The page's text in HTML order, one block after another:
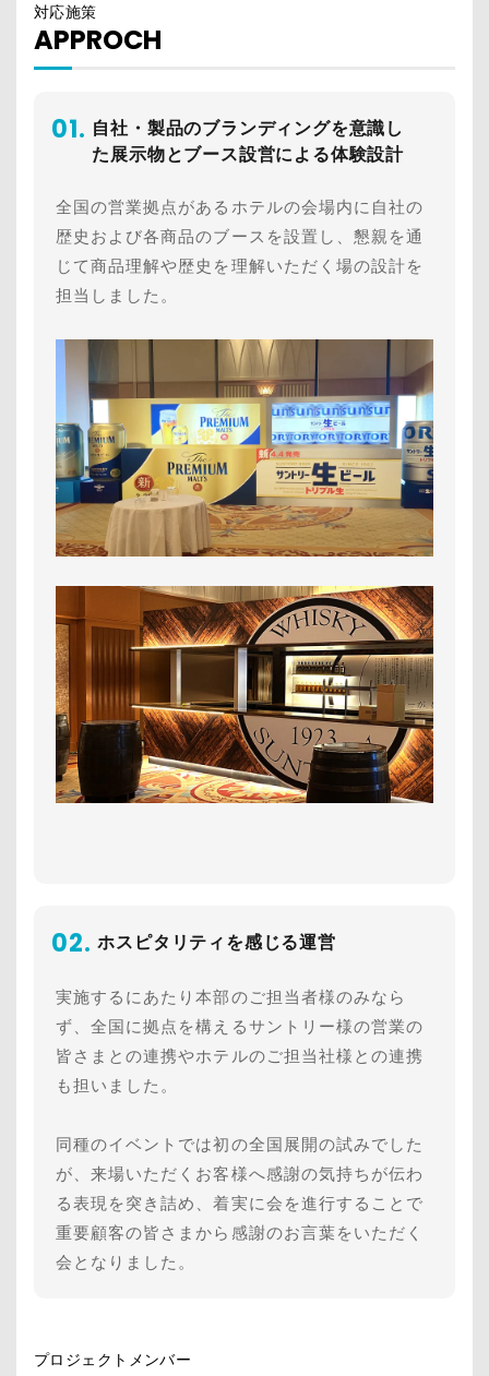
APPROCH
対応施策
01. 自社・製品のブランディングを意識し
た展示物とブース設営による体験設計
全国の営業拠点があるホテルの会場内に自社の
歴史および各商品のブースを設置し、懇親を通
じて商品理解や歴史を理解いただく場の設計を
担当しました。
02. ホスピタリティを感じる運営
実施するにあたり本部のご担当者様のみなら
ず、全国に拠点を構えるサントリー様の営業の
皆さまとの連携やホテルのご担当社様との連携
も担いました。
同種のイベントでは初の全国展開の試みでした
が、来場いただくお客様へ感謝の気持ちが伝わ
る表現を突き詰め、着実に会を進行することで
重要顧客の皆さまから感謝のお言葉をいただく
会となりました。
プロジェクトメンバー